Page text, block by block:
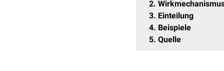
2
3 Einteilung
4 Beispiele
5 Quelle